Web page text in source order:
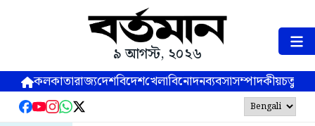
৯ আগস্ট, ২০২৬
কলকাতারাজ্যদেশবিদেশখেলাবিনোদনব্যবসাসম্পাদকীয়